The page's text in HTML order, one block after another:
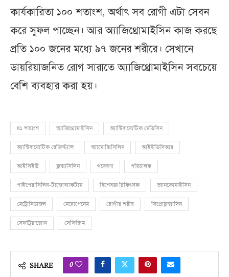
কার্যকারিতা ১০০ শতাংশ, অর্থাৎ সব রোগী এটা সেবন
করে সুফল পাচ্ছেন। আর অ্যাজিথ্রোমাইসিন কাজ করছে
প্রতি ১০০ জনের মধ্যে ৯৭ জনের শরীরে। সেখানে
ডায়রিয়াজনিত রোগ সারাতে অ্যাজিথ্রোমাইসিন সবচেয়ে
বেশি ব্যবহার করা হয়।
৪১ শতাংশ অ্যাজিথ্রোমাইসিন অ্যান্টিবায়োটিক মেডিসিন
অ্যান্টিবায়োটিক রেজিস্ট্যান্স অ্যামোক্সিসিলিন আইইডিসিআর
আইসিইউ ক্লক্সাসিলিন গবেষণা পরিচালক
পাইপেরাসিলিন-টাজোব্যাকটাম বিশেষজ্ঞ চিকিৎসক ভ্যানকোমাইসিন
মেট্রোনিডাজল মেরোপেনেম রোগীর শরীর সিপ্রোফ্লক্সাসিন
সেফট্রিয়াক্সোন সেফিক্সিম
SHARE 0